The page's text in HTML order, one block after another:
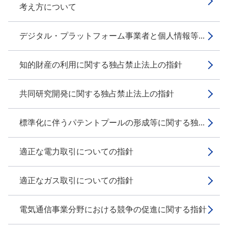
考え方について
デジタル・プラットフォーム事業者と個人情報等...
知的財産の利用に関する独占禁止法上の指針
共同研究開発に関する独占禁止法上の指針
標準化に伴うパテントプールの形成等に関する独...
適正な電力取引についての指針
適正なガス取引についての指針
電気通信事業分野における競争の促進に関する指針